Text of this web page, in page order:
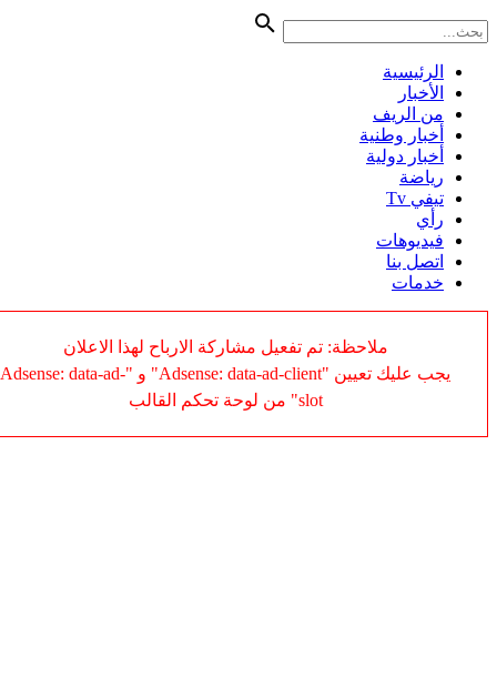
الرئيسية
الأخبار
من الريف
أخبار وطنية
أخبار دولية
رياضة
تيفي Tv
رأي
فيديوهات
اتصل بنا
خدمات
ملاحظة: تم تفعيل مشاركة الارباح لهذا الاعلان
يجب عليك تعيين "Adsense: data-ad-client" و "Adsense: data-ad-